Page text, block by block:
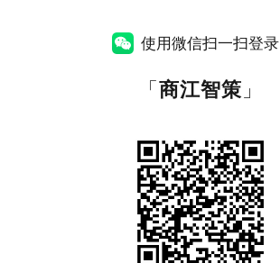
使用微信扫一扫登录
「商江智策 」